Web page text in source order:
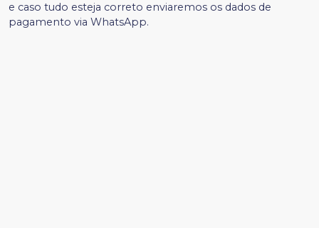
e caso tudo esteja correto enviaremos os dados de
pagamento via WhatsApp.